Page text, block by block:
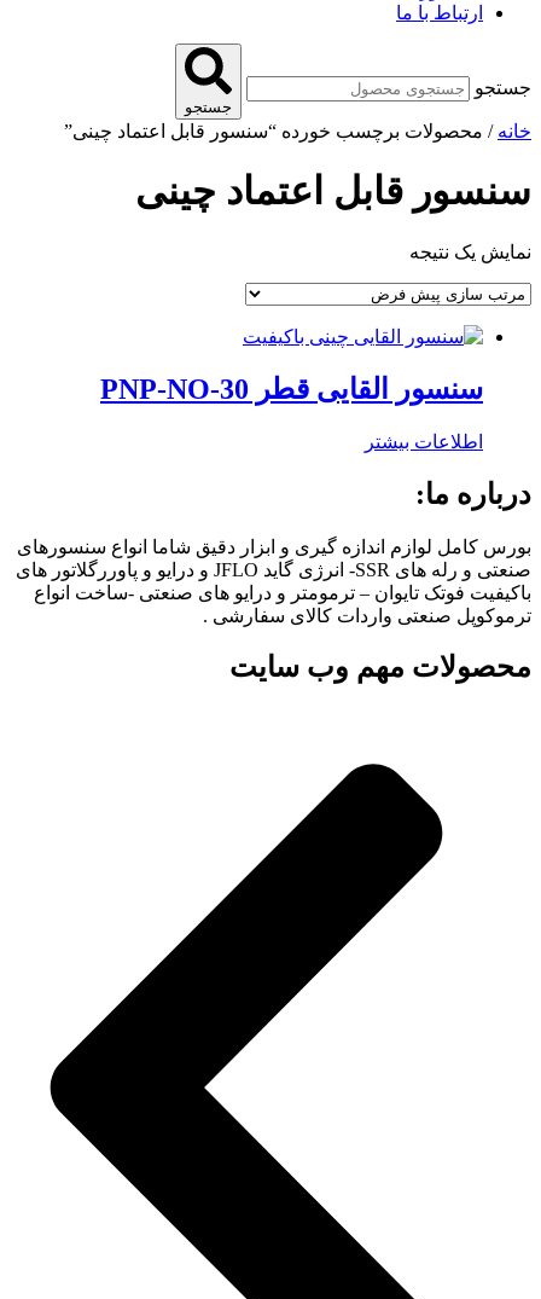
ارتباط با ما
جستجو
جستجو
خانه / محصولات برچسب خورده “سنسور قابل اعتماد چینی”
سنسور قابل اعتماد چینی
نمایش یک نتیجه
سنسور القایی قطر 30-PNP-NO
اطلاعات بیشتر
درباره ما:
بورس کامل لوازم اندازه گیری و ابزار دقیق شاما انواع سنسورهای
صنعتی و رله های SSR- انرژی گاید JFLO و درایو و پاوررگلاتور های
باکیفیت فوتک تایوان – ترمومتر و درایو های صنعتی -ساخت انواع
ترموکوپل صنعتی واردات کالای سفارشی .
محصولات مهم وب سایت